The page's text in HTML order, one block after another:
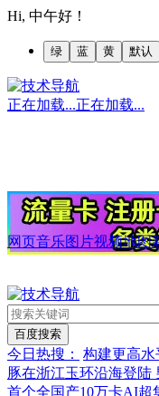
Hi, 中午好！
绿 蓝 黄 默认
正在加载...正在加载...
网页音乐图片视频地图
今日热搜： 构建更高
豚在浙江玉环沿海登陆
首个全国产10万卡AI超